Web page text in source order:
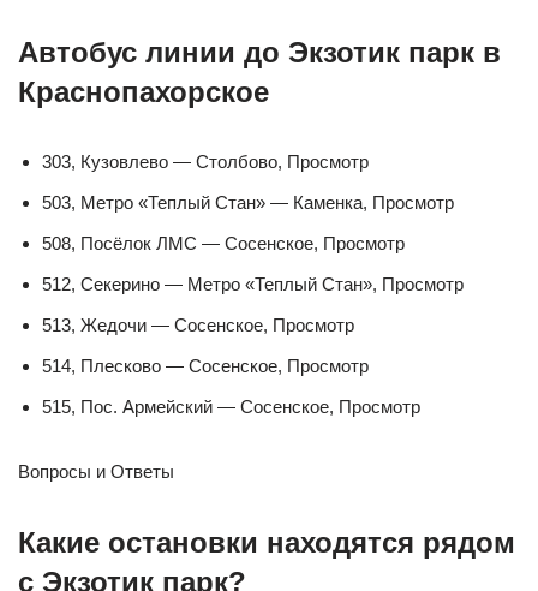
Автобус линии до Экзотик парк в
Краснопахорское
303, Кузовлево — Столбово, Просмотр
503, Метро «Теплый Стан» — Каменка, Просмотр
508, Посёлок ЛМС — Сосенское, Просмотр
512, Секерино — Метро «Теплый Стан», Просмотр
513, Жедочи — Сосенское, Просмотр
514, Плесково — Сосенское, Просмотр
515, Пос. Армейский — Сосенское, Просмотр
Вопросы и Ответы
Какие остановки находятся рядом
с Экзотик парк?